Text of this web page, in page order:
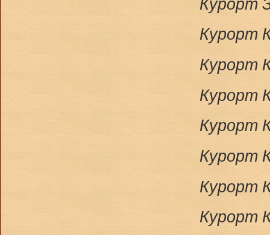
Курорт
Курорт
Курорт
Курорт
Курорт
Курорт
Курорт